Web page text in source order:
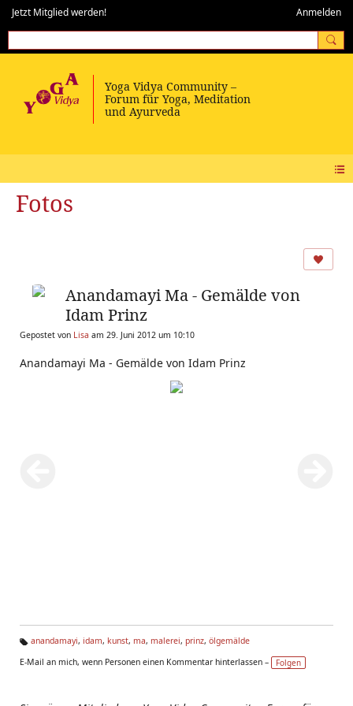
Jetzt Mitglied werden! Anmelden
Fotos
Anandamayi Ma - Gemälde von
Idam Prinz
Gepostet von Lisa am 29. Juni 2012 um 10:10
Anandamayi Ma - Gemälde von Idam Prinz
g
anandamayi, idam, kunst, ma, malerei, prinz, ölgemälde
E-Mail an mich, wenn Personen einen Kommentar hinterlassen –
Folgen